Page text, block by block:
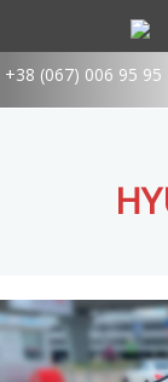
+38 (067) 006 95 95